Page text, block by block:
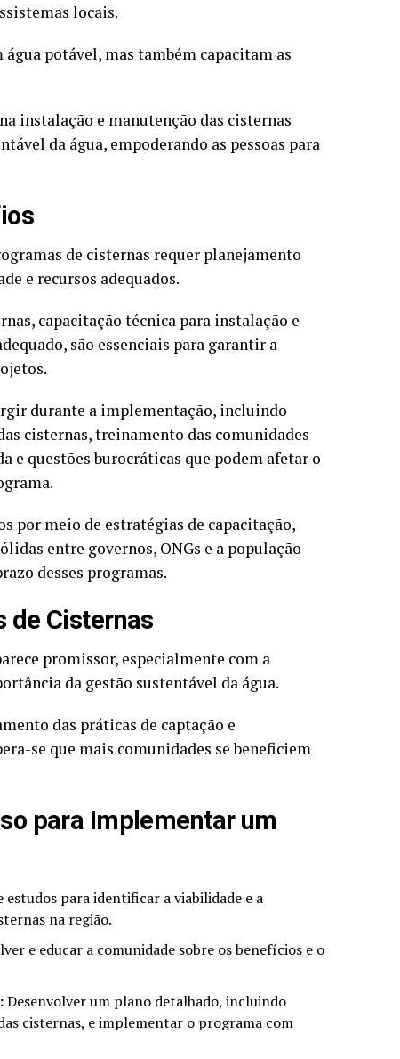
locais.
água potável, mas também capacitam as
instalação e manutenção das cisternas
da água, empoderando as pessoas para
de cisternas requer planejamento
e recursos adequados.
capacitação técnica para instalação e
são essenciais para garantir a
durante a implementação, incluindo
cisternas, treinamento das comunidades
e questões burocráticas que podem afetar o
por meio de estratégias de capacitação,
entre governos, ONGs e a população
desses programas.
de Cisternas
promissor, especialmente com a
da gestão sustentável da água.
das práticas de captação e
se que mais comunidades se beneficiem
para Implementar um
estudos para identificar a viabilidade e a
na região.
e educar a comunidade sobre os benefícios e o
Desenvolver um plano detalhado, incluindo
cisternas, e implementar o programa com